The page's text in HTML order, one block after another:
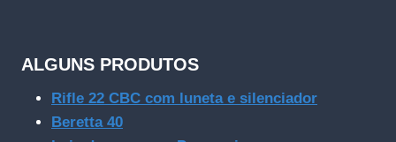
ALGUNS PRODUTOS
Rifle 22 CBC com luneta e silenciador
Beretta 40